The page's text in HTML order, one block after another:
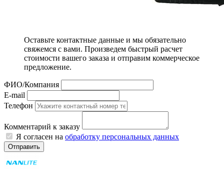
Оставьте контактные данные и мы обязательно
свяжемся с вами. Произведем быстрый расчет
стоимости вашего заказа и отправим коммерческое
предложение.
ФИО/Компания
E-mail
Телефон
Комментарий к заказу
Я согласен на обработку персональных данных
Отправить